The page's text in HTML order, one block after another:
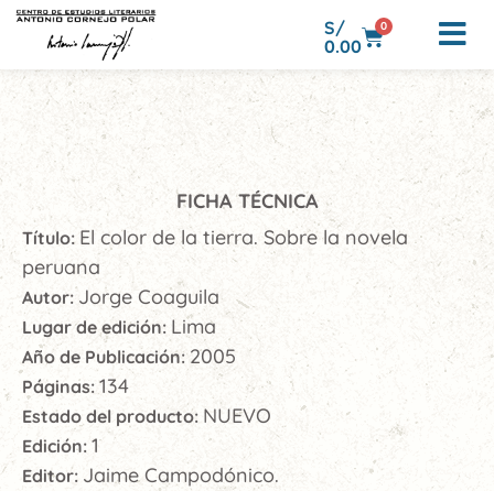
S/
0.00
0
FICHA TÉCNICA
Título: El color de la tierra. Sobre la novela
peruana
Autor: Jorge Coaguila
Lugar de edición: Lima
Año de Publicación:2005
Páginas: 134
Estado del producto: NUEVO
Edición: 1
Editor: Jaime Campodónico.